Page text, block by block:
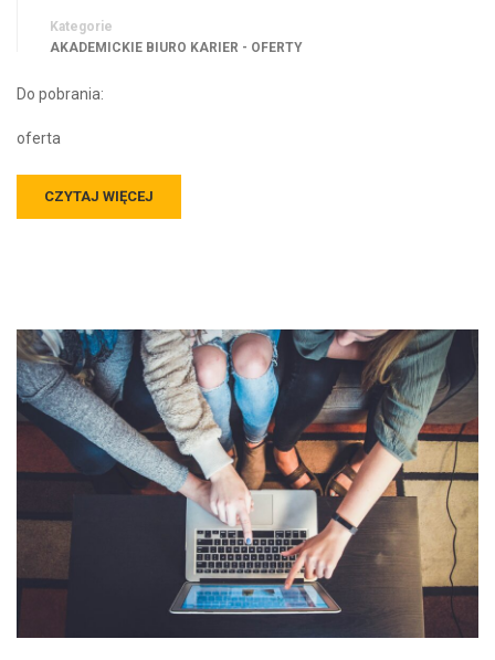
Kategorie
AKADEMICKIE BIURO KARIER - OFERTY
Do pobrania:
oferta
CZYTAJ WIĘCEJ